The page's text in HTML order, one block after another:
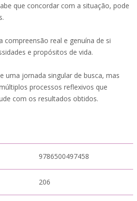
que concordar com a situação, pode
compreensão real e genuína de si
e propósitos de vida.
uma jornada singular de busca, mas
processos reflexivos que
com os resultados obtidos.
9786500497458
206